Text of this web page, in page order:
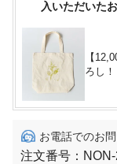
入いただいた
【
ろし
お電話でのお
注文番号：